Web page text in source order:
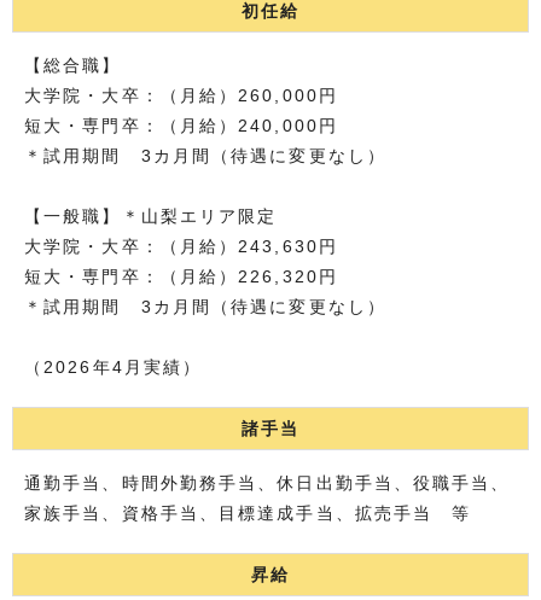
初任給
【総合職】
大学院・大卒：（月給）260,000円
短大・専門卒：（月給）240,000円
＊試用期間 3カ月間（待遇に変更なし）
【一般職】＊山梨エリア限定
大学院・大卒：（月給）243,630円
短大・専門卒：（月給）226,320円
＊試用期間 3カ月間（待遇に変更なし）
（2026年4月実績）
諸手当
通勤手当、時間外勤務手当、休日出勤手当、役職手当、
家族手当、資格手当、目標達成手当、拡売手当 等
昇給